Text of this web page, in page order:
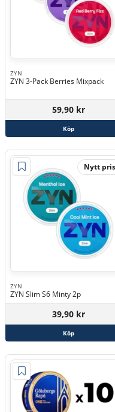
ZYN
ZYN 3-Pack Berries Mixpack
59,90 kr
Köp
Nytt pris
ZYN
ZYN Slim S6 Minty 2p
39,90 kr
Köp